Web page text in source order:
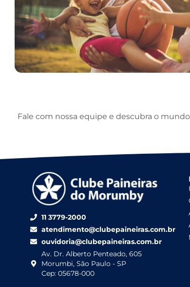
Fale com nossa equipe e descubra o
11 3779-2000
atendimento@clubepaineiras.com.br
ouvidoria@clubepaineiras.com.br
Av. Dr. Alberto Penteado, 605
Morumbi, São Paulo - SP
Cep: 05678-000